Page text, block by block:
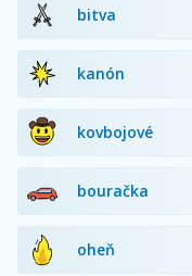
bitva
kanón
kovbojové
bouračka
oheň